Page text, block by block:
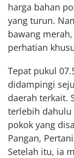
harga bahan
yang turun.
bawang
perhatian
Tepat pukul
didampingi
daerah terkait.
terlebih dahulu
pokok yang
Pangan,
Setelah itu, ia